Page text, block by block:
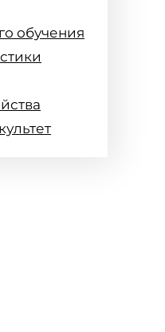
обучения